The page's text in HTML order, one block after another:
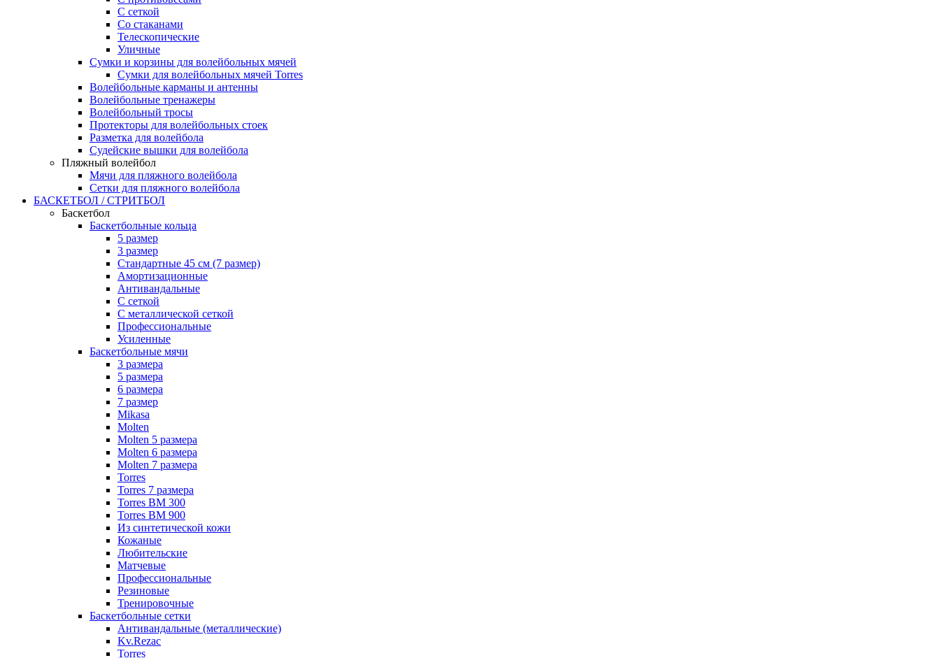
С сеткой
Со стаканами
Телескопические
Уличные
Сумки и корзины для волейбольных мячей
Сумки для волейбольных мячей Torres
Волейбольные карманы и антенны
Волейбольные тренажеры
Волейбольный тросы
Протекторы для волейбольных стоек
Разметка для волейбола
Судейские вышки для волейбола
Пляжный волейбол
Мячи для пляжного волейбола
Сетки для пляжного волейбола
БАСКЕТБОЛ / СТРИТБОЛ
Баскетбол
Баскетбольные кольца
5 размер
3 размер
Стандартные 45 см (7 размер)
Амортизационные
Антивандальные
С сеткой
С металлической сеткой
Профессиональные
Усиленные
Баскетбольные мячи
3 размера
5 размера
6 размера
7 размер
Mikasa
Molten
Molten 5 размера
Molten 6 размера
Molten 7 размера
Torres
Torres 7 размера
Torres BM 300
Torres BM 900
Из синтетической кожи
Кожаные
Любительские
Матчевые
Профессиональные
Резиновые
Тренировочные
Баскетбольные сетки
Антивандальные (металлические)
Kv.Rezac
Torres